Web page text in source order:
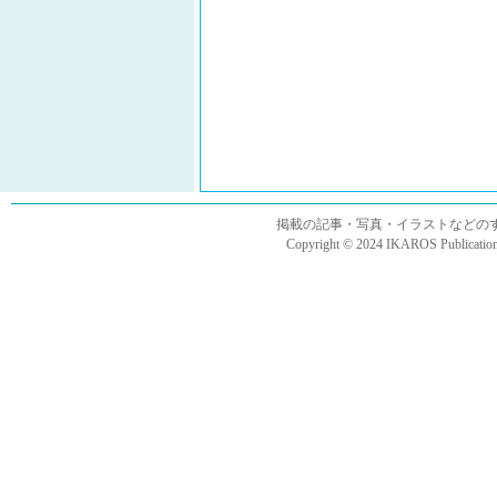
掲載の記事・写真・イラストなどの
Copyright © 2024 IKAROS